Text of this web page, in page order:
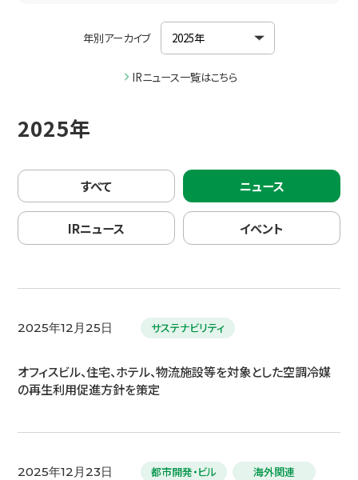
IRニュース一覧はこちら
年別アーカイブ
2025年
すべて ニュース
IRニュース イベント
2025年12月25日 サステナビリティ
オフィスビル、住宅、ホテル、物流施設等を対象とした空調冷媒
の再生利用促進方針を策定
2025年12月23日 都市開発・ビル 海外関連